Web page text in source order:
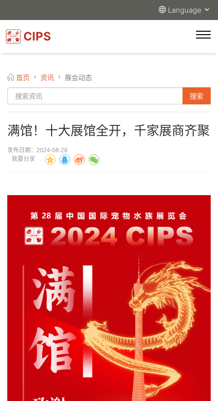
Language
CIPS
首页 资讯 展会动态
满馆！十大展馆全开，千家展商齐聚
发布日期：2024-08-26
我要分享